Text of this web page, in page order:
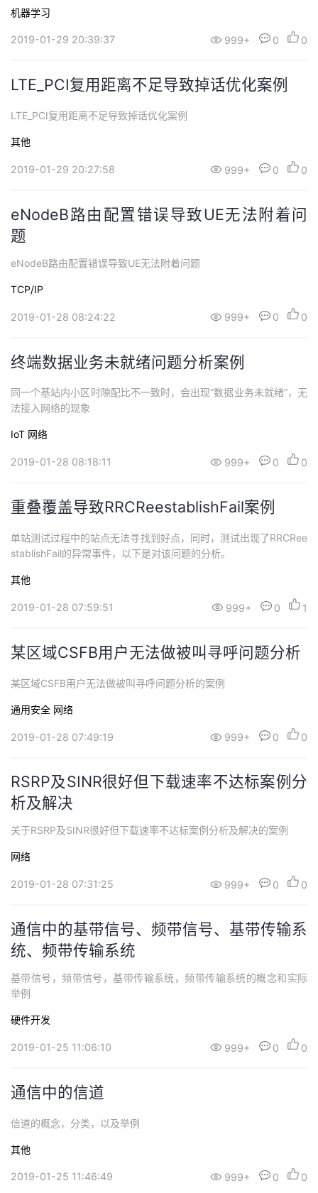
机器学习
2019-01-29 20:39:37 999+ 0 0
LTE_PCI复用距离不足导致掉话优化案例
LTE_PCI复用距离不足导致掉话优化案例
其他
2019-01-29 20:27:58 999+ 0 0
eNodeB路由配置错误导致UE无法附着问
题
eNodeB路由配置错误导致UE无法附着问题
TCP/IP
2019-01-28 08:24:22 999+ 0 0
终端数据业务未就绪问题分析案例
同一个基站内小区时隙配比不一致时，会出现“数据业务未就绪”，无
法接入网络的现象
IoT 网络
2019-01-28 08:18:11 999+ 0 0
重叠覆盖导致RRCReestablishFail案例
单站测试过程中的站点无法寻找到好点，同时，测试出现了RRCRee
stablishFail的异常事件，以下是对该问题的分析。
其他
2019-01-28 07:59:51 999+ 0 1
某区域CSFB用户无法做被叫寻呼问题分析
某区域CSFB用户无法做被叫寻呼问题分析的案例
通用安全 网络
2019-01-28 07:49:19 999+ 0 0
RSRP及SINR很好但下载速率不达标案例分
析及解决
关于RSRP及SINR很好但下载速率不达标案例分析及解决的案例
网络
2019-01-28 07:31:25 999+ 0 0
通信中的基带信号、频带信号、基带传输系
统、频带传输系统
基带信号，频带信号，基带传输系统，频带传输系统的概念和实际
举例
硬件开发
2019-01-25 11:06:10 999+ 0 0
通信中的信道
信道的概念，分类，以及举例
其他
2019-01-25 11:46:49 999+ 0 0